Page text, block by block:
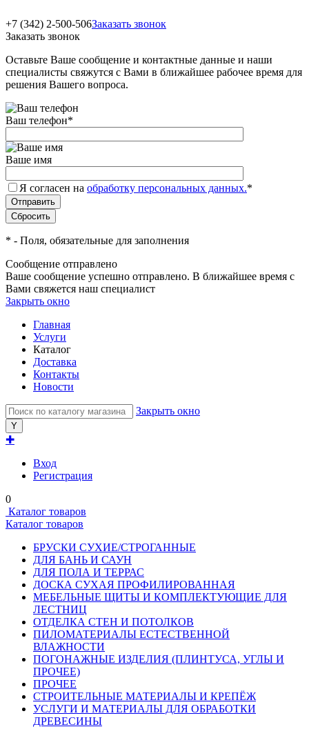
+7 (342) 2-500-506Заказать звонок
Заказать звонок
Оставьте Ваше сообщение и контактные данные и наши
специалисты свяжутся с Вами в ближайшее рабочее время для
решения Вашего вопроса.
Ваш телефон*
Ваше имя
Я согласен на обработку персональных данных.*
* - Поля, обязательные для заполнения
Сообщение отправлено
Ваше сообщение успешно отправлено. В ближайшее время с
Вами свяжется наш специалист
Закрыть окно
Главная
Услуги
Каталог
Доставка
Контакты
Новости
Закрыть окно
✚
Вход
Регистрация
0
Каталог товаров
Каталог товаров
БРУСКИ СУХИЕ/СТРОГАННЫЕ
ДЛЯ БАНЬ И САУН
ДЛЯ ПОЛА И ТЕРРАС
ДОСКА СУХАЯ ПРОФИЛИРОВАННАЯ
МЕБЕЛЬНЫЕ ЩИТЫ И КОМПЛЕКТУЮЩИЕ ДЛЯ
ЛЕСТНИЦ
ОТДЕЛКА СТЕН И ПОТОЛКОВ
ПИЛОМАТЕРИАЛЫ ЕСТЕСТВЕННОЙ
ВЛАЖНОСТИ
ПОГОНАЖНЫЕ ИЗДЕЛИЯ (ПЛИНТУСА, УГЛЫ И
ПРОЧЕЕ)
ПРОЧЕЕ
СТРОИТЕЛЬНЫЕ МАТЕРИАЛЫ И КРЕПЁЖ
УСЛУГИ И МАТЕРИАЛЫ ДЛЯ ОБРАБОТКИ
ДРЕВЕСИНЫ